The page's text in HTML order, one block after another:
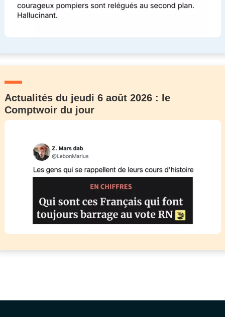
Actualités du jeudi 6 août 2026 : le
Comptwoir du jour